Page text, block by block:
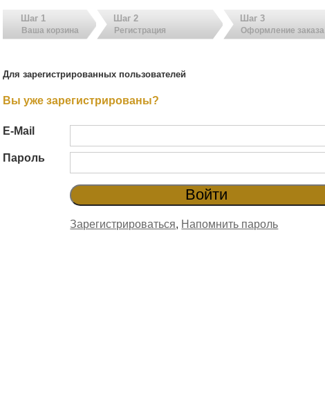
Шаг 1
Ваша корзина
Шаг 2
Регистрация
Шаг 3
Оформление заказа
Для зарегистрированных пользователей
Вы уже зарегистрированы?
E-Mail
Пароль
Зарегистрироваться, Напомнить пароль